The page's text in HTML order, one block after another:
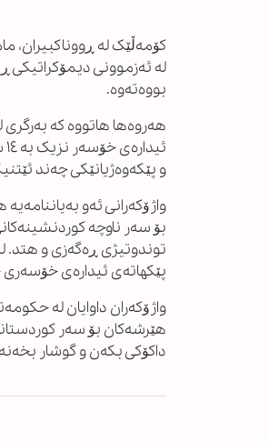
کۆمەڵێک لە ڕووناکبیران،
لە ئەزموونی دیمۆکراتیکی
بووەتەوە.
هەروەها هاتووە کە
و پێکەوەژیانێکی چەند
واژۆکەرانی ئەو
پێکهاتەی ئیدارەی
واژۆکەران داوایان لە
هێرشەکان بۆ سەر
داکۆکی بکەن و گوشار